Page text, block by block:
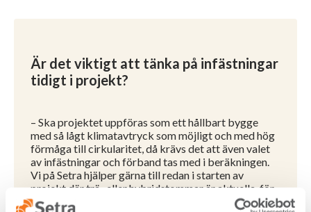
Är det viktigt att tänka på infästningar
tidigt i projekt?
– Ska projektet uppföras som ett hållbart bygge
med så lågt klimatavtryck som möjligt och med hög
förmåga till cirkularitet, då krävs det att även valet
av infästningar och förband tas med i beräkningen.
Vi på Setra hjälper gärna till redan i starten av
projekt där trä- eller hybridstommar är aktuella, för
att ta fram olika lösningar och alternativ.